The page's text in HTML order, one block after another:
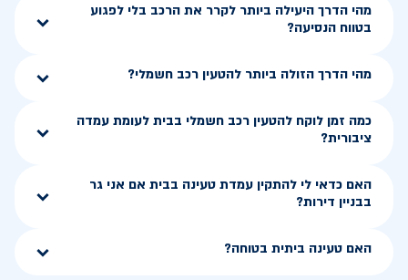
מהי הדרך היעילה ביותר לקרר את הרכב בלי לפגוע
בטווח הנסיעה?
מהי הדרך הזולה ביותר להטעין רכב חשמלי?
כמה זמן לוקח להטעין רכב חשמלי בבית לעומת עמדה
ציבורית?
האם כדאי לי להתקין עמדת טעינה בבית אם אני גר
בבניין דירות?
האם טעינה ביתית בטוחה?